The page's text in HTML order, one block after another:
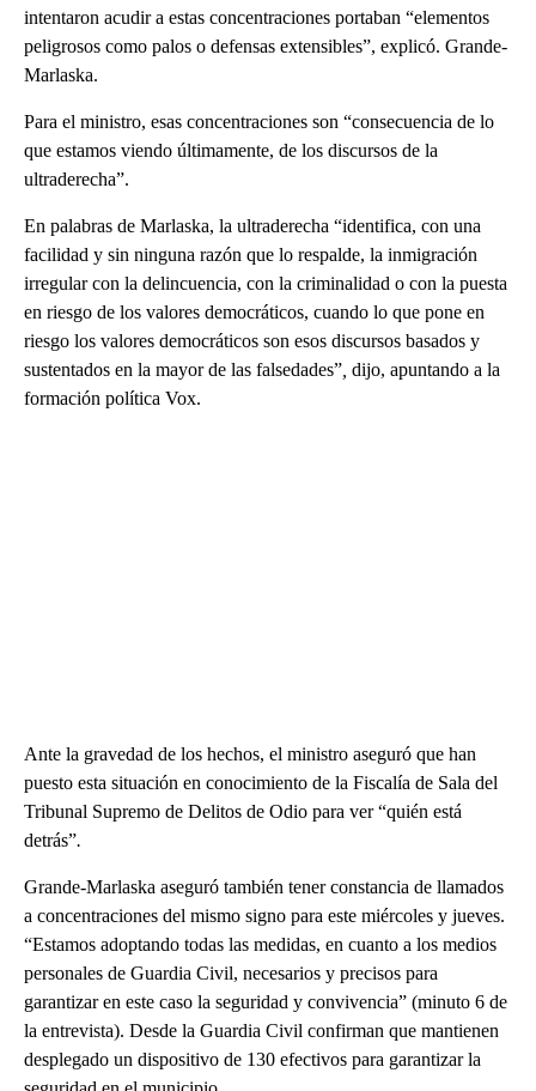
intentaron acudir a estas concentraciones portaban “elementos
peligrosos como palos o defensas extensibles”, explicó. Grande-
Marlaska.
Para el ministro, esas concentraciones son “consecuencia de lo
que estamos viendo últimamente, de los discursos de la
ultraderecha”.
En palabras de Marlaska, la ultraderecha “identifica, con una
facilidad y sin ninguna razón que lo respalde, la inmigración
irregular con la delincuencia, con la criminalidad o con la puesta
en riesgo de los valores democráticos, cuando lo que pone en
riesgo los valores democráticos son esos discursos basados y
sustentados en la mayor de las falsedades” dijo, apuntando a la
formación política Vox.
Ante la gravedad de los hechos, el ministro aseguró que han
puesto esta situación en conocimiento de la Fiscalía de Sala del
Tribunal Supremo de Delitos de Odio para ver “quién está
detrás”.
Grande-Marlaska aseguró también tener constancia de llamados
a concentraciones del mismo signo para este miércoles y jueves.
“Estamos adoptando todas las medidas, en cuanto a los medios
personales de Guardia Civil, necesarios y precisos para
garantizar en este caso la seguridad y convivencia” (minuto 6 de
la entrevista). Desde la Guardia Civil confirman que mantienen
desplegado un dispositivo de 130 efectivos para garantizar la